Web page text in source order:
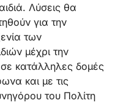
Λύσεις θα
για την
των
μέχρι την
κατάλληλες δομές
και με τις
του Πολίτη